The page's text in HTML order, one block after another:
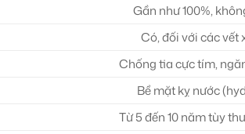
Gần như 100%,
Có, đối với các vết
Chống tia cực tím,
Bề mặt kỵ nước
Từ 5 đến 10 năm tùy